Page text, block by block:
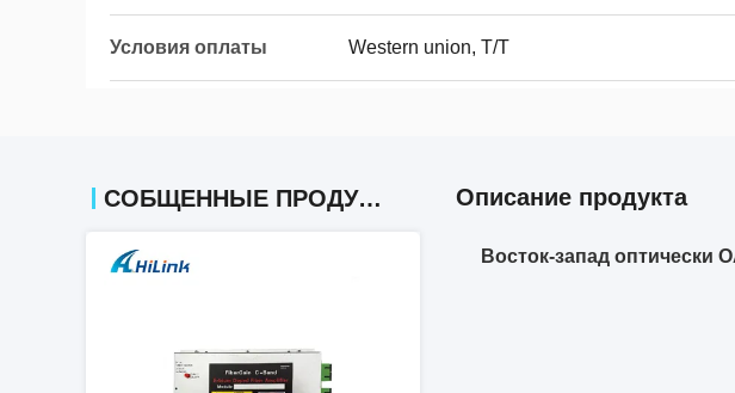
Условия оплаты Western union, T/T
СОБЩЕННЫЕ ПРОДУКТЫ Описание продукта
Восток-запад оптически